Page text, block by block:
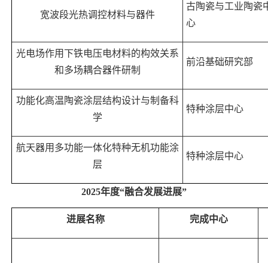
宽波段光热调控材料与器件
古陶瓷与工业陶瓷
心
光电场作用下铁电压电材料的构效关系
和多场耦合器件研制
前沿基础研究部
功能化高温陶瓷涂层结构设计与制备科
学
特种涂层中心
航天器用多功能一体化特种无机功能涂
层
特种涂层中心
2025年度“融合发展进展”
进展名称 完成中心